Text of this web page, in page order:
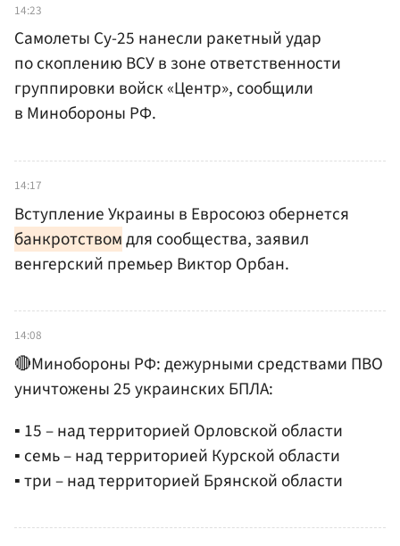
14:23
Самолеты Су-25 нанесли ракетный удар
по скоплению ВСУ в зоне ответственности
группировки войск «Центр», сообщили
в Минобороны РФ.
14:17
Вступление Украины в Евросоюз обернется
банкротствомдля сообщества, заявил
венгерский премьер Виктор Орбан.
14:08
🔴Минобороны РФ: дежурными средствами ПВО
уничтожены 25 украинских БПЛА:
▪️ 15 – над территорией Орловской области
▪️ семь – над территорией Курской области
▪️ три – над территорией Брянской области